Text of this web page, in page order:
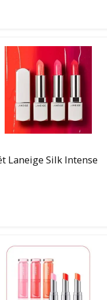
Laneige Silk Intense